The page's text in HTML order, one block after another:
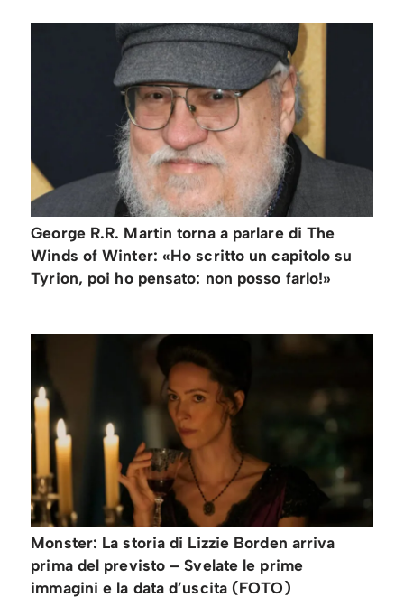
George R.R. Martin torna a parlare di The
Winds of Winter: «Ho scritto un capitolo su
Tyrion, poi ho pensato: non posso farlo!»
Monster: La storia di Lizzie Borden arriva
prima del previsto – Svelate le prime
immagini e la data d’uscita (FOTO)